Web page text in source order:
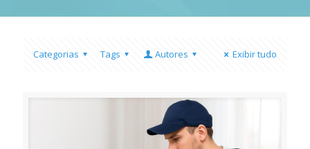
Categorias Tags Autores Exibir tudo